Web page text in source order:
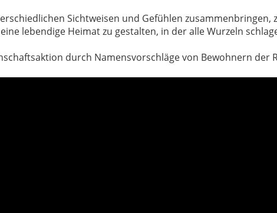
Sichtweisen und Gefühlen
lebendige Heimat zu gestalten, in der alle Wurzeln
durch Namensvorschläge von Bewohnern der